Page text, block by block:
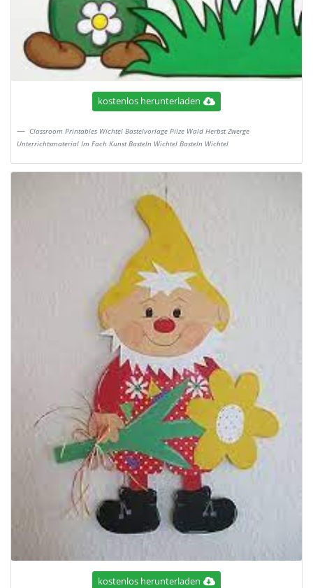
kostenlos herunterladen
Classroom Printables Wichtel Bastelvorlage Pilze Wald Herbst Zwerge
Unterrichtsmaterial Im Fach Kunst Basteln Wichtel Basteln Wichtel
kostenlos herunterladen